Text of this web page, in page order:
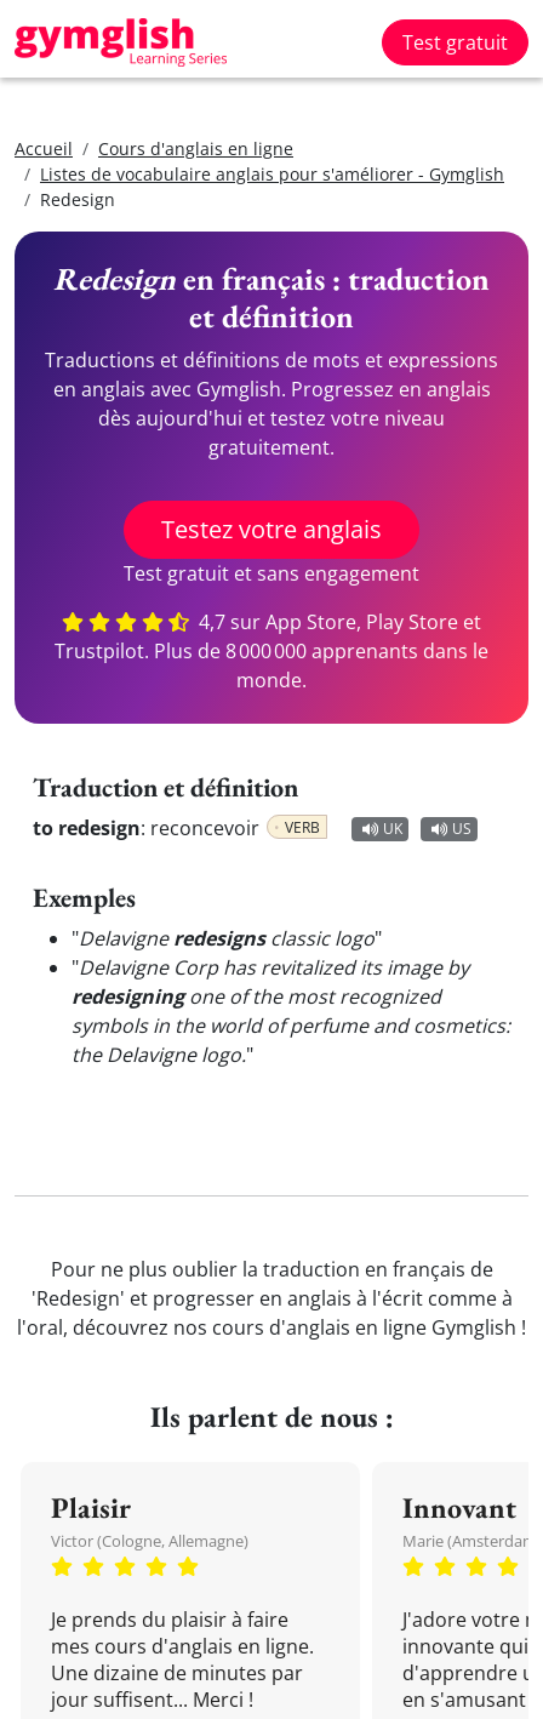
Test gratuit
Accueil
Cours d'anglais en ligne
Listes de vocabulaire anglais pour s'améliorer - Gymglish
Redesign
Redesignen français : traduction
et définition
Traductions et définitions de mots et expressions
en anglais avec Gymglish. Progressez en anglais
dès aujourd'hui et testez votre niveau
gratuitement.
Testez votre anglais
Test gratuit et sans engagement
4,7 sur App Store, Play Store et
Trustpilot. Plus de 8 000 000 apprenants dans le
monde.
Traduction et définition
to redesign: reconcevoir VERB UK US
Exemples
"Delavigneredesignsclassic logo"
"Delavigne Corp has revitalized its image by
redesigningone of the most recognized
symbols in the world of perfume and cosmetics:
the Delavigne logo."
Pour ne plus oublier la traduction en français de
'Redesign' et progresser en anglais à l'écrit comme à
l'oral, découvrez nos cours d'anglais en ligne Gymglish !
Ils parlent de nous :
Plaisir
Victor (Cologne, Allemagne)
Je prends du plaisir à faire
mes cours d'anglais en ligne.
Une dizaine de minutes par
jour suffisent... Merci !
Innovant
Marie (Amsterdam,
J'adore votre
innovante qui
d'apprendre
en s'amusant !